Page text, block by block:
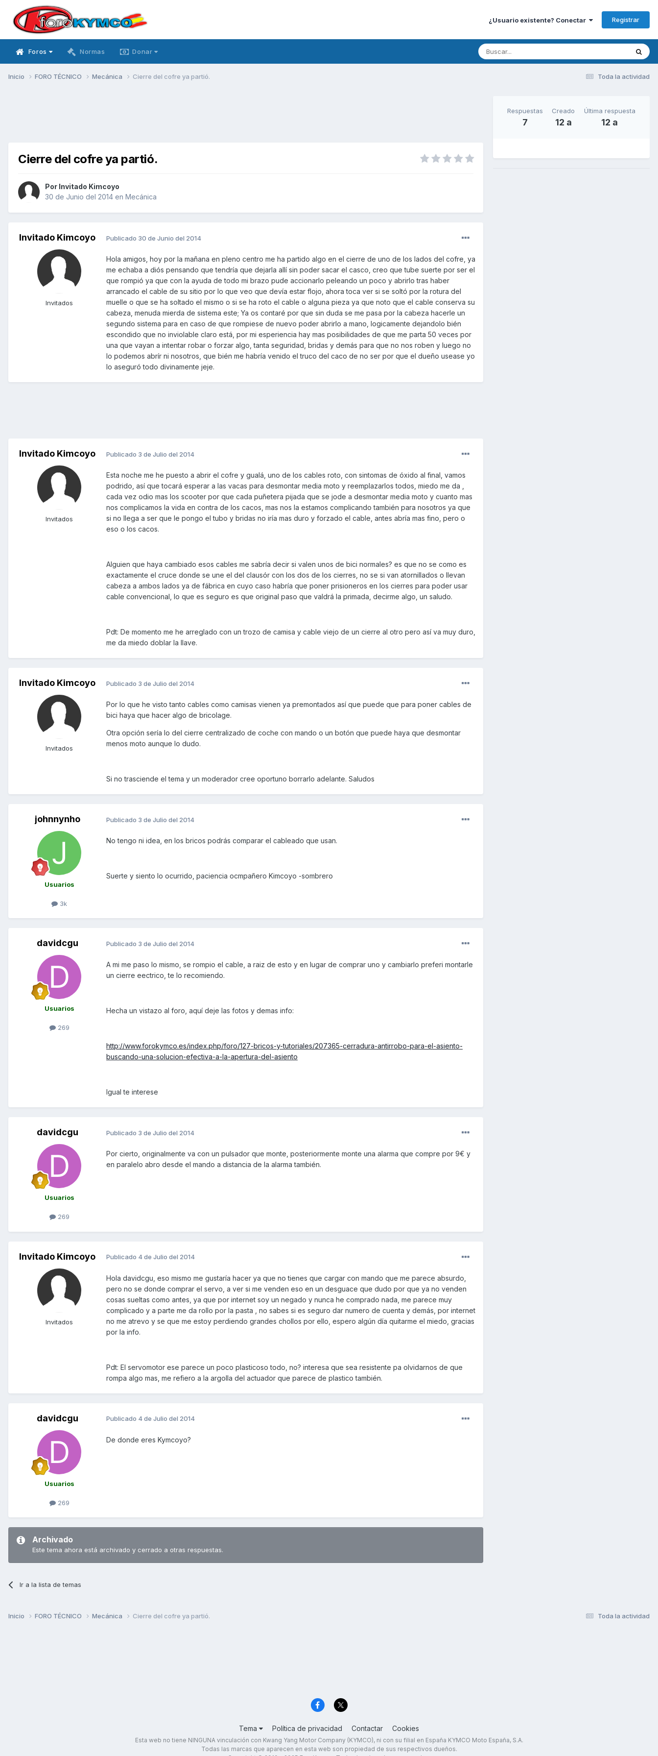
¿Usuario existente? Conectar Registrar
Foros Normas Donar
Toda la actividad
Inicio FORO TÉCNICO Mecánica Cierre del cofre ya partió.
Cierre del cofre ya partió.
Por Invitado Kimcoyo
30 de Junio del 2014 en Mecánica
Invitado Kimcoyo
Invitados
Publicado 30 de Junio del 2014
Hola amigos, hoy por la mañana en pleno centro me ha partido algo en el cierre de uno de los lados del cofre, ya
me echaba a diós pensando que tendría que dejarla allí sin poder sacar el casco, creo que tube suerte por ser el
que rompió ya que con la ayuda de todo mi brazo pude accionarlo peleando un poco y abrirlo tras haber
arrancado el cable de su sitio por lo que veo que devía estar flojo, ahora toca ver si se soltó por la rotura del
muelle o que se ha soltado el mismo o si se ha roto el cable o alguna pieza ya que noto que el cable conserva su
cabeza, menuda mierda de sistema este; Ya os contaré por que sin duda se me pasa por la cabeza hacerle un
segundo sistema para en caso de que rompiese de nuevo poder abrirlo a mano, logicamente dejandolo bién
escondido que no inviolable claro está, por mi esperiencia hay mas posibilidades de que me parta 50 veces por
una que vayan a intentar robar o forzar algo, tanta seguridad, bridas y demás para que no nos roben y luego no
lo podemos abrír ni nosotros, que bién me habría venido el truco del caco de no ser por que el dueño usease yo
lo aseguró todo divinamente jeje.
Invitado Kimcoyo
Invitados
Publicado 3 de Julio del 2014
Esta noche me he puesto a abrir el cofre y gualá, uno de los cables roto, con sintomas de óxido al final, vamos
podrido, así que tocará esperar a las vacas para desmontar media moto y reemplazarlos todos, miedo me da ,
cada vez odio mas los scooter por que cada puñetera pijada que se jode a desmontar media moto y cuanto mas
nos complicamos la vida en contra de los cacos, mas nos la estamos complicando también para nosotros ya que
si no llega a ser que le pongo el tubo y bridas no iría mas duro y forzado el cable, antes abría mas fino, pero o
eso o los cacos.
Alguien que haya cambiado esos cables me sabría decir si valen unos de bici normales? es que no se como es
exactamente el cruce donde se une el del clausór con los dos de los cierres, no se si van atornillados o llevan
cabeza a ambos lados ya de fábrica en cuyo caso habría que poner prisioneros en los cierres para poder usar
cable convencional, lo que es seguro es que original paso que valdrá la primada, decirme algo, un saludo.
Pdt: De momento me he arreglado con un trozo de camisa y cable viejo de un cierre al otro pero así va muy duro,
me da miedo doblar la llave.
Invitado Kimcoyo
Invitados
Publicado 3 de Julio del 2014
Por lo que he visto tanto cables como camisas vienen ya premontados así que puede que para poner cables de
bici haya que hacer algo de bricolage.
Otra opción sería lo del cierre centralizado de coche con mando o un botón que puede haya que desmontar
menos moto aunque lo dudo.
Si no trasciende el tema y un moderador cree oportuno borrarlo adelante. Saludos
johnnynho
Usuarios
3k
Publicado 3 de Julio del 2014
No tengo ni idea, en los bricos podrás comparar el cableado que usan.
Suerte y siento lo ocurrido, paciencia ocmpañero Kimcoyo -sombrero
davidcgu
Usuarios
269
Publicado 3 de Julio del 2014
A mi me paso lo mismo, se rompio el cable, a raiz de esto y en lugar de comprar uno y cambiarlo preferi montarle
un cierre eectrico, te lo recomiendo.
Hecha un vistazo al foro, aquí deje las fotos y demas info:
http://www.forokymco.es/index.php/foro/127-bricos-y-tutoriales/207365-cerradura-antirrobo-para-el-asiento-
buscando-una-solucion-efectiva-a-la-apertura-del-asiento
Igual te interese
davidcgu
Usuarios
269
Publicado 3 de Julio del 2014
Por cierto, originalmente va con un pulsador que monte, posteriormente monte una alarma que compre por 9€ y
en paralelo abro desde el mando a distancia de la alarma también.
Invitado Kimcoyo
Invitados
Publicado 4 de Julio del 2014
Hola davidcgu, eso mismo me gustaría hacer ya que no tienes que cargar con mando que me parece absurdo,
pero no se donde comprar el servo, a ver si me venden eso en un desguace que dudo por que ya no venden
cosas sueltas como antes, ya que por internet soy un negado y nunca he comprado nada, me parece muy
complicado y a parte me da rollo por la pasta , no sabes si es seguro dar numero de cuenta y demás, por internet
no me atrevo y se que me estoy perdiendo grandes chollos por ello, espero algún día quitarme el miedo, gracias
por la info.
Pdt: El servomotor ese parece un poco plasticoso todo, no? interesa que sea resistente pa olvidarnos de que
rompa algo mas, me refiero a la argolla del actuador que parece de plastico también.
davidcgu
Usuarios
269
Publicado 4 de Julio del 2014
De donde eres Kymcoyo?
Archivado
Este tema ahora está archivado y cerrado a otras respuestas.
Ir a la lista de temas
Respuestas
7
Creado
12 a
Última respuesta
12 a
Toda la actividad
Inicio FORO TÉCNICO Mecánica Cierre del cofre ya partió.
Tema Política de privacidad Contactar Cookies
Esta web no tiene NINGUNA vinculación con Kwang Yang Motor Company (KYMCO), ni con su filial en España KYMCO Moto España, S.A.
Todas las marcas que aparecen en esta web son propiedad de sus respectivos dueños.